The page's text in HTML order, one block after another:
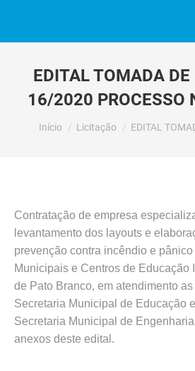
EDITAL TOMADA DE
16/2020 PROCESSO
Você está aqui:
Início Licitação EDITAL
Contratação de empresa
levantamento dos layouts e
prevenção contra incêndio e
Municipais e Centros de Educação
de Pato Branco, em atendimento
Secretaria Municipal de Educação
Secretaria Municipal de
anexos deste edital.